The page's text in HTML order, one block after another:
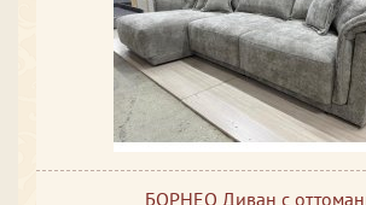
БОРНЕО Диван с